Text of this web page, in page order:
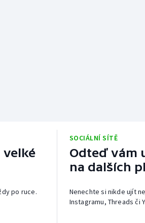
velké
po ruce.
SOCIÁLNÍ SÍTĚ
Odteď vám
na dalších
Nenechte si nikde ujít
Instagramu, Threads či